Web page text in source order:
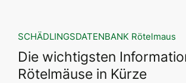
SCHÄDLINGSDATENBANK Rötelmaus
Die wichtigsten
Rötelmäuse in Kürze